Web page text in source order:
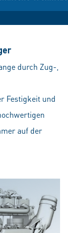
durch Zug-,
Festigkeit und
auf der